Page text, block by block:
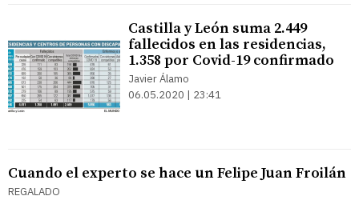
Castilla y León suma 2.449
fallecidos en las residencias,
1.358 por Covid-19 confirmado
Javier Álamo
06.05.2020 | 23:41
Cuando el experto se hace un Felipe Juan Froilán
REGALADO